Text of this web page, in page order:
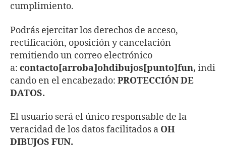
cumplimiento.
Podrás ejercitar los derechos de acceso,
rectificación, oposición y cancelación
remitiendo un correo electrónico
a: contacto[arroba]ohdibujos[punto]fun, indi
cando en el encabezado: PROTECCIÓN DE
DATOS.
El usuario será el único responsable de la
veracidad de los datos facilitados a OH
DIBUJOS FUN.